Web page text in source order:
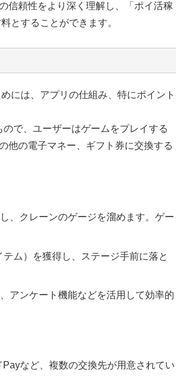
信頼性をより深く理解し、「ポイ活稼
とすることができます。
には、アプリの仕組み、特にポイント
で、ユーザーはゲームをプレイする
他の電子マネー、ギフト券に交換する
、クレーンのゲージを溜めます。ゲー
ム）を獲得し、ステージ手前に落と
アンケート機能などを活用して効率的
など、複数の交換先が用意されてい